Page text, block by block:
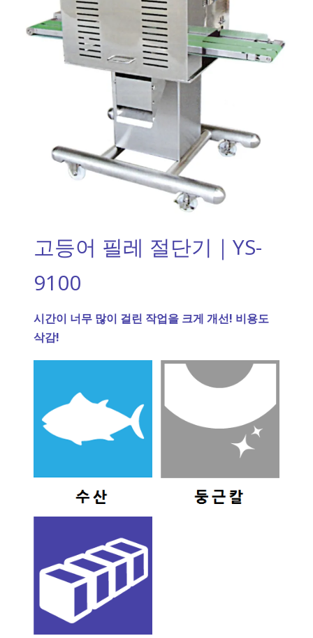
고등어 필레 절단기｜YS-
9100
시간이 너무 많이 걸린 작업을 크게 개선! 비용도
삭감!